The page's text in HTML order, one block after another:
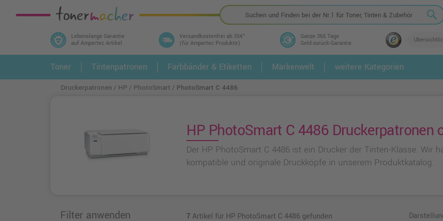
search
Lebenslange Garantie
auf Ampertec Artikel
Versandkostenfrei ab 35€¹
(für Ampertec Produkte)
Ganze 365 Tage
Geld-zurück-Garantie
In 3 einfachen Schritten ihr Druckermodell
und alle dazu passenden Artikel finden ➤ 1. 2.
Toner Tintenpatronen Farbbänder & Etiketten Markenwelt weitere Kategorien
Druckerpatronen HP PhotoSmart PhotoSmart C 4486
HP PhotoSmart C 4486 Druckerpatronen
Der HP PhotoSmart C 4486 ist ein Drucker der Tinten-Klasse. Wir
kompatible und originale Druckköpfe in unserem Produktkatalog.
Filter anwenden 7Artikel für HP PhotoSmart C 4486 gefunden